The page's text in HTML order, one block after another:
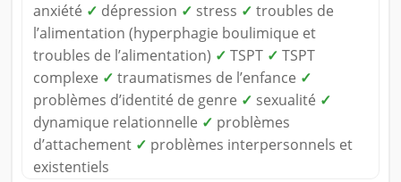
anxiété ✓ dépression ✓ stress ✓ troubles de
l’alimentation (hyperphagie boulimique et
troubles de l’alimentation) ✓ TSPT ✓ TSPT
complexe ✓ traumatismes de l’enfance ✓
problèmes d’identité de genre ✓ sexualité ✓
dynamique relationnelle ✓ problèmes
d’attachement ✓ problèmes interpersonnels et
existentiels